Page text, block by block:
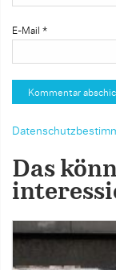
E-Mail *
Das